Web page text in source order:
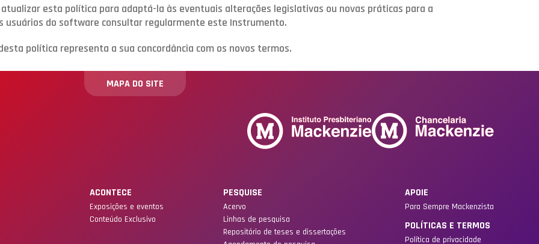
esta política para adaptá-la às eventuais alterações legislativas ou novas práticas para a
usuários do software consultar regularmente este Instrumento.
política representa a sua concordância com os novos termos.
MAPA DO SITE
ACONTECE
Exposições e eventos
Conteúdo Exclusivo
PESQUISE
Acervo
Linhas de pesquisa
Repositório de teses e dissertações
APOIE
Para Sempre Mackenzista
POLÍTICAS E TERMOS
Política de privacidade